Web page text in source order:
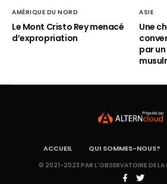
AMÉRIQUE DU NORD
Le Mont Cristo Rey menacé
d’expropriation
ASIE
Une
par
ACCUEIL QUI SOMMES-NOUS?
© 2021-2023 PAR L'OBSERVATOIRE DE LA